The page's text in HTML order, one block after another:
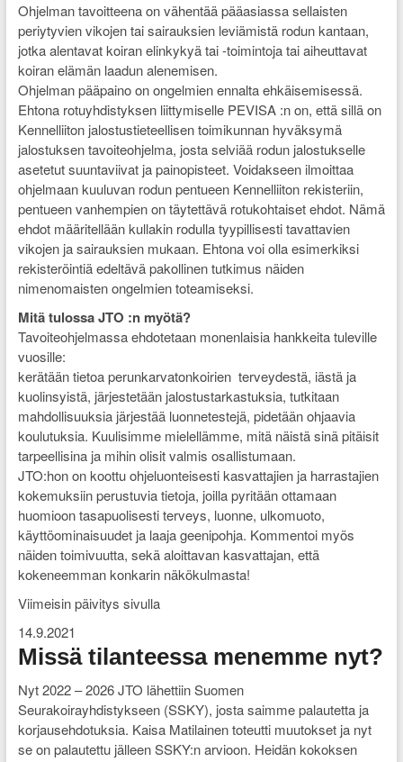
Ohjelman tavoitteena on vähentää pääasiassa sellaisten
periytyvien vikojen tai sairauksien leviämistä rodun kantaan,
jotka alentavat koiran elinkykyä tai -toimintoja tai aiheuttavat
koiran elämän laadun alenemisen.
Ohjelman pääpaino on ongelmien ennalta ehkäisemisessä.
Ehtona rotuyhdistyksen liittymiselle PEVISA :n on, että sillä on
Kennelliiton jalostustieteellisen toimikunnan hyväksymä
jalostuksen tavoiteohjelma, josta selviää rodun jalostukselle
asetetut suuntaviivat ja painopisteet. Voidakseen ilmoittaa
ohjelmaan kuuluvan rodun pentueen Kennelliiton rekisteriin,
pentueen vanhempien on täytettävä rotukohtaiset ehdot. Nämä
ehdot määritellään kullakin rodulla tyypillisesti tavattavien
vikojen ja sairauksien mukaan. Ehtona voi olla esimerkiksi
rekisteröintiä edeltävä pakollinen tutkimus näiden
nimenomaisten ongelmien toteamiseksi.
Mitä tulossa JTO :n myötä?
Tavoiteohjelmassa ehdotetaan monenlaisia hankkeita tuleville
vuosille:
kerätään tietoa perunkarvatonkoirien terveydestä, iästä ja
kuolinsyistä, järjestetään jalostustarkastuksia, tutkitaan
mahdollisuuksia järjestää luonnetestejä, pidetään ohjaavia
koulutuksia. Kuulisimme mielellämme, mitä näistä sinä pitäisit
tarpeellisina ja mihin olisit valmis osallistumaan.
JTO:hon on koottu ohjeluonteisesti kasvattajien ja harrastajien
kokemuksiin perustuvia tietoja, joilla pyritään ottamaan
huomioon tasapuolisesti terveys, luonne, ulkomuoto,
käyttöominaisuudet ja laaja geenipohja. Kommentoi myös
näiden toimivuutta, sekä aloittavan kasvattajan, että
kokeneemman konkarin näkökulmasta!
Viimeisin päivitys sivulla
14.9.2021
Missä tilanteessa menemme nyt?
Nyt 2022 – 2026 JTO lähettiin Suomen
Seurakoirayhdistykseen (SSKY), josta saimme palautetta ja
korjausehdotuksia. Kaisa Matilainen toteutti muutokset ja nyt
se on palautettu jälleen SSKY:n arvioon. Heidän kokoksen